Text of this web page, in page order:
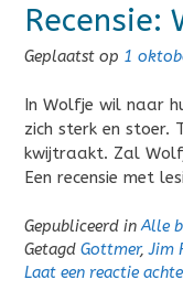
Geplaatst op 1
In Wolfje wil naar
zich sterk en stoer.
kwijtraakt. Zal
Een recensie met
Gepubliceerd inAlle
Getagd Gottmer,Jim
Laat een reactie